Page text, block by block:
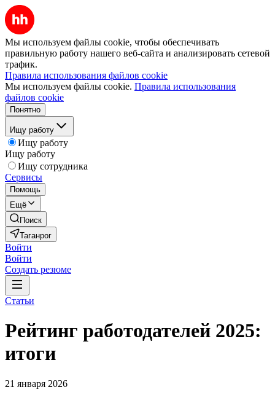
Мы используем файлы cookie, чтобы обеспечивать
правильную работу нашего веб-сайта и анализировать сетевой
трафик.
Правила использования файлов cookie
Мы используем файлы cookie. Правила использования
файлов cookie
Понятно
Ищу работу
Ищу работу
Ищу работу
Ищу сотрудника
Сервисы
Помощь
Ещё
Поиск
Таганрог
Войти
Войти
Создать резюме
Статьи
Рейтинг работодателей 2025:
итоги
21 января 2026